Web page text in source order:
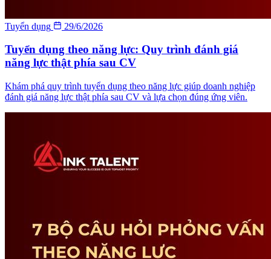
Tuyển dụng 29/6/2026
Tuyển dụng theo năng lực: Quy trình đánh giá
năng lực thật phía sau CV
Khám phá quy trình tuyển dụng theo năng lực giúp doanh nghiệp
đánh giá năng lực thật phía sau CV và lựa chọn đúng ứng viên.